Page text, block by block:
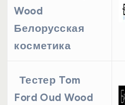
Wood
Белорусская
косметика
Тестер Tom
Ford Oud Wood